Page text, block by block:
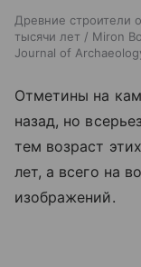
Древние строители
тысячи лет / Miron
Journal of
Отметины на
назад, но
тем возраст
лет, а всего на
изображений.